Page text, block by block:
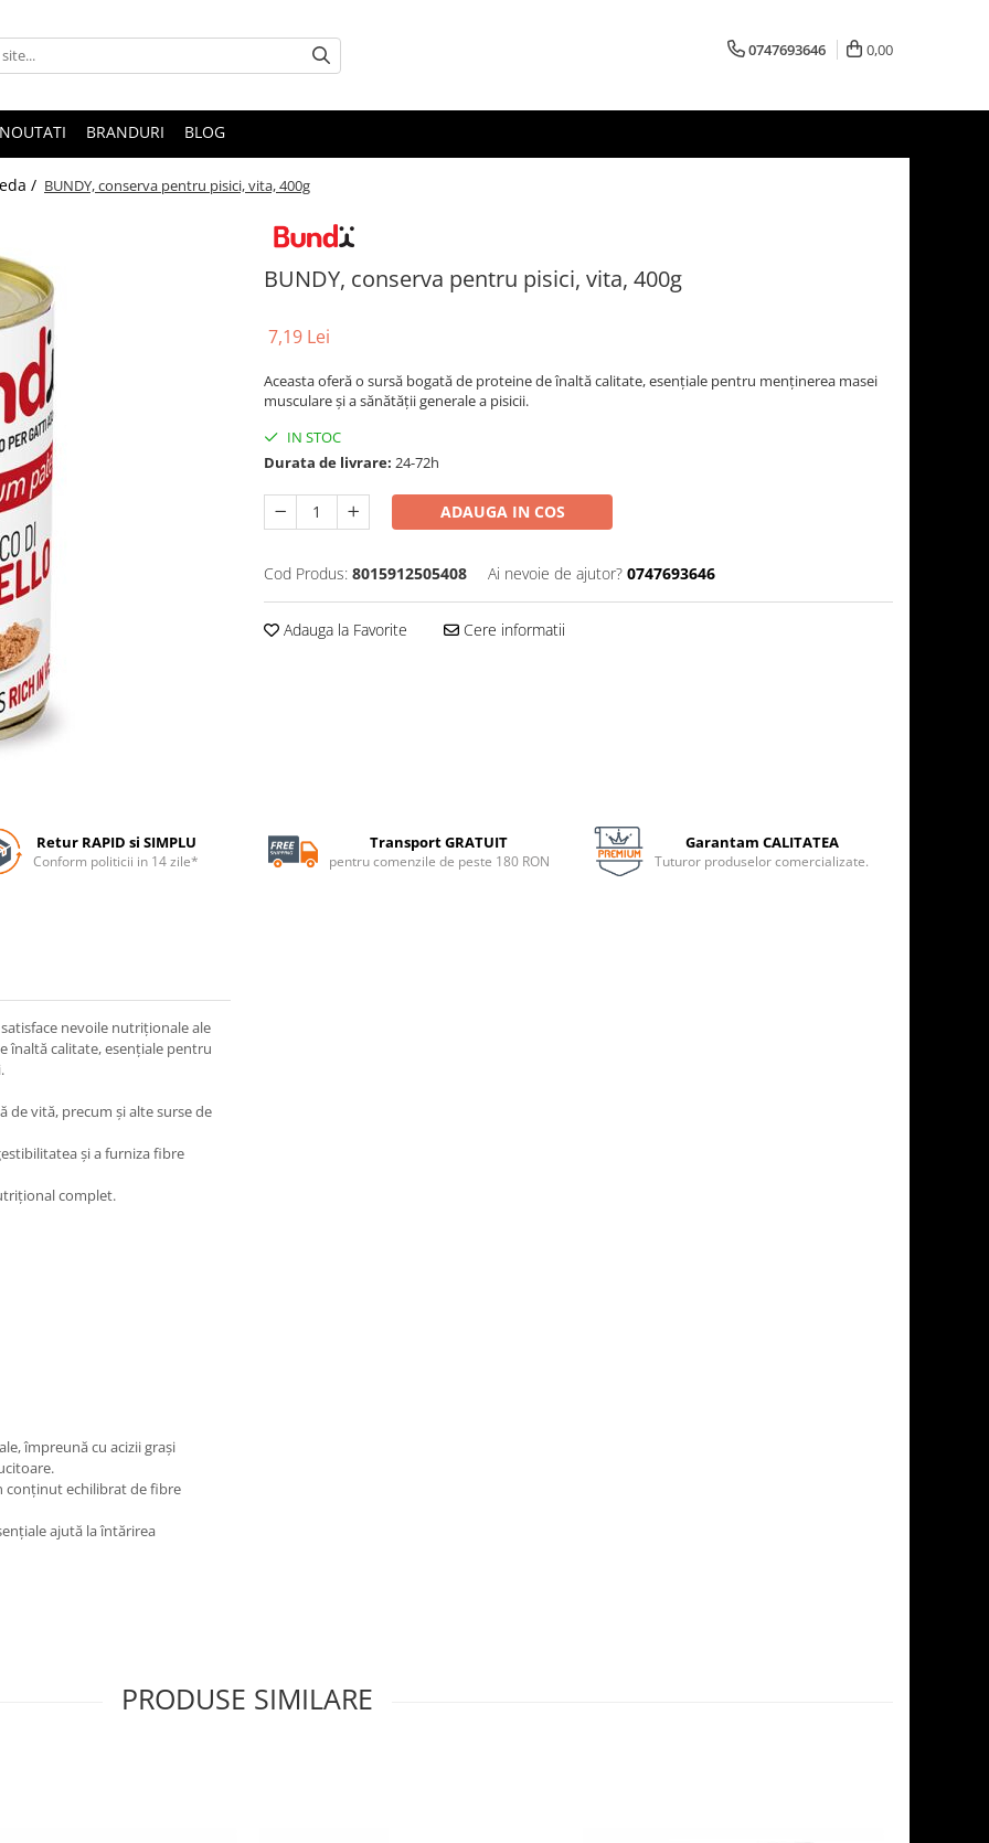
0747693646 0,00
NOUTATI BRANDURI BLOG
/ BUNDY, conserva pentru pisici, vita, 400g
BUNDY, conserva pentru pisici, vita, 400g
7,19 Lei
Aceasta oferă o sursă bogată de proteine de înaltă calitate, esențiale pentru menținerea masei
musculare și a sănătății generale a pisicii.
IN STOC
Durata de livrare: 24-72h
ADAUGA IN COS
Cod Produs: 8015912505408 Ai nevoie de ajutor? 0747693646
Adauga la Favorite Cere informatii
Retur RAPID si SIMPLU
Conform politicii in 14 zile*
Transport GRATUIT
pentru comenzile de peste 180 RON
Garantam CALITATEA
Tuturor produselor comercializate.
nevoile nutriționale ale
înaltă calitate, esențiale pentru
de vită, precum și alte surse de
și a furniza fibre
complet.
împreună cu acizii grași
conținut echilibrat de fibre
ajută la întărirea
PRODUSE SIMILARE